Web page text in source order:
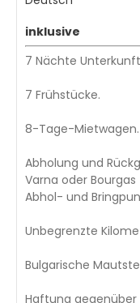
inklusive
7 Nächte
7 Frühstücke.
8-Tage-Mietwagen.
Abholung und
Varna oder
Abhol- und
Unbegrenzte
Bulgarische
Haftung gegenüber